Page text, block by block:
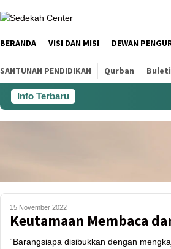
BERANDA VISI DAN MISI DEWAN
SANTUNAN PENDIDIKAN Qurban
Info Terbaru
15 November 2022
Keutamaan Membaca
“Barangsiapa disibukkan dengan